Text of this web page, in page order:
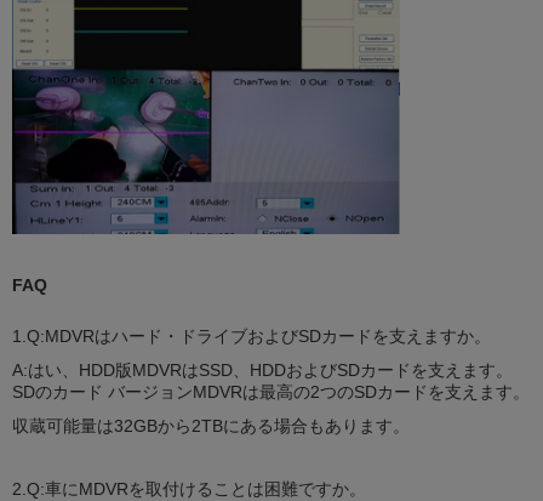
FAQ
1.Q:MDVRはハード・ドライブおよびSDカードを支えますか。
A:はい、HDD版MDVRはSSD、HDDおよびSDカードを支えます。
SDのカード バージョンMDVRは最高の2つのSDカードを支えます。
収蔵可能量は32GBから2TBにある場合もあります。
2.Q:車にMDVRを取付けることは困難ですか。